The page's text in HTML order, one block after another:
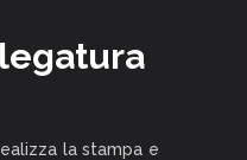
la stampa e